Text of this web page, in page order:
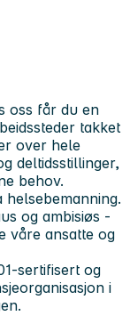
oss får du en
takket
over hele
deltidsstillinger,
behov.
og ambisiøs -
våre ansatte og
sertifisert og
i